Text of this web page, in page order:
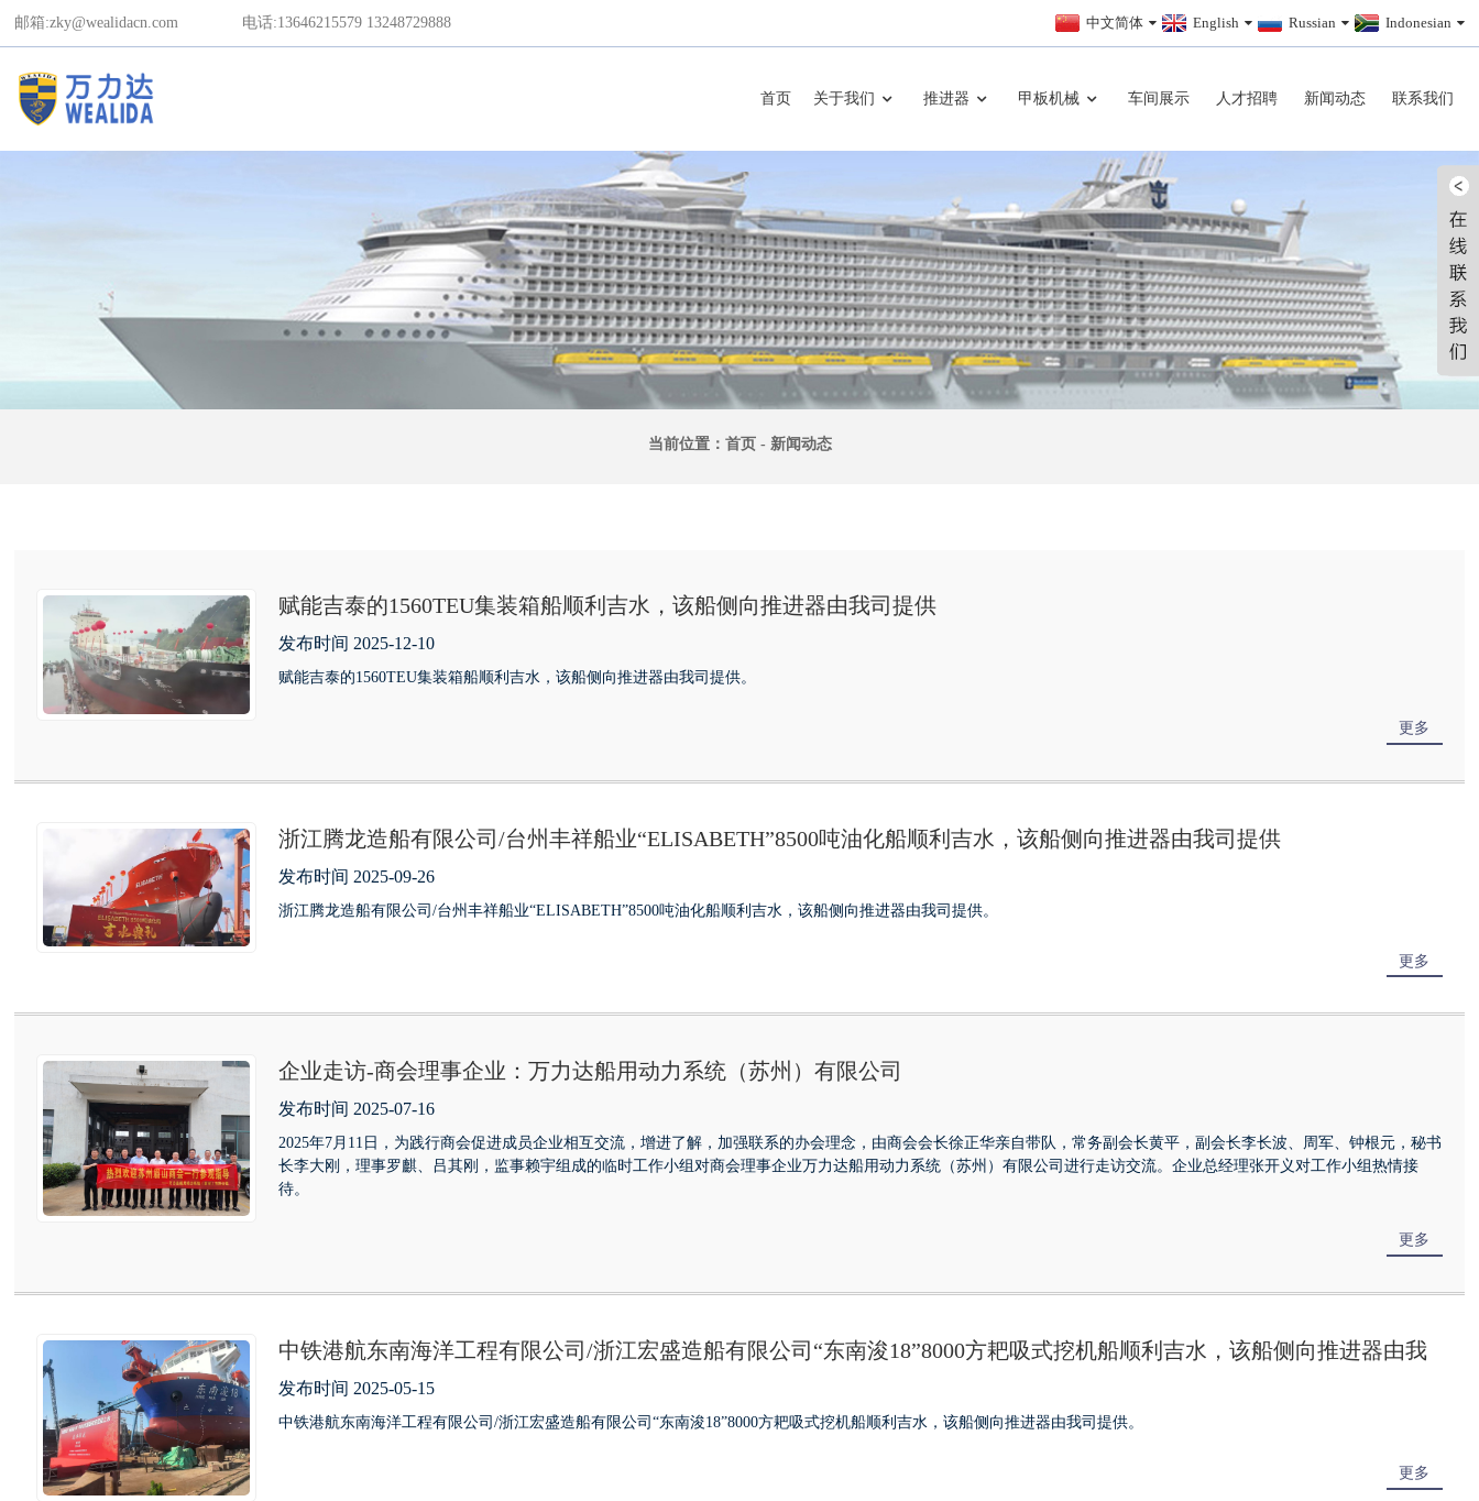
邮箱:zky@wealidacn.com 电话:13646215579 13248729888 中文简体 English Russian Indonesian
首页 关于我们 推进器 甲板机械 车间展示 人才招聘 新闻动态 联系我们
当前位置： 首页 - 新闻动态
赋能吉泰的1560TEU集装箱船顺利吉水，该船侧向推进器由我司提供
发布时间 2025-12-10
赋能吉泰的1560TEU集装箱船顺利吉水，该船侧向推进器由我司提供。
更多
浙江腾龙造船有限公司/台州丰祥船业“ELISABETH”8500吨油化船顺利吉水，该船侧向推进器由我司提供
发布时间 2025-09-26
浙江腾龙造船有限公司/台州丰祥船业“ELISABETH”8500吨油化船顺利吉水，该船侧向推进器由我司提供。
更多
企业走访-商会理事企业：万力达船用动力系统（苏州）有限公司
发布时间 2025-07-16
2025年7月11日，为践行商会促进成员企业相互交流，增进了解，加强联系的办会理念，由商会会长徐正华亲自带队，常务副会长黄平，副会长李长波、周军、钟根元，秘书
长李大刚，理事罗麒、吕其刚，监事赖宇组成的临时工作小组对商会理事企业万力达船用动力系统（苏州）有限公司进行走访交流。企业总经理张开义对工作小组热情接
待。
更多
中铁港航东南海洋工程有限公司/浙江宏盛造船有限公司“东南浚18”8000方耙吸式挖机船顺利吉水，该船侧向推进器由我
司提供
发布时间 2025-05-15
中铁港航东南海洋工程有限公司/浙江宏盛造船有限公司“东南浚18”8000方耙吸式挖机船顺利吉水，该船侧向推进器由我司提供。
更多